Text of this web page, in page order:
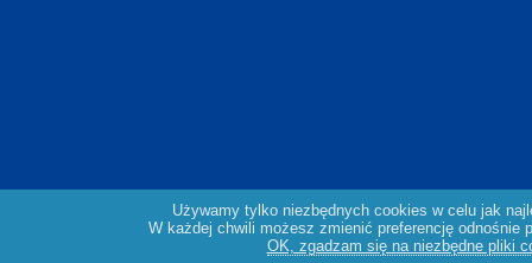
Używamy tylko niezbędnych cookies w celu jak
W każdej chwili możesz zmienić preferencję
OK, zgadzam się na niezbędne pliki